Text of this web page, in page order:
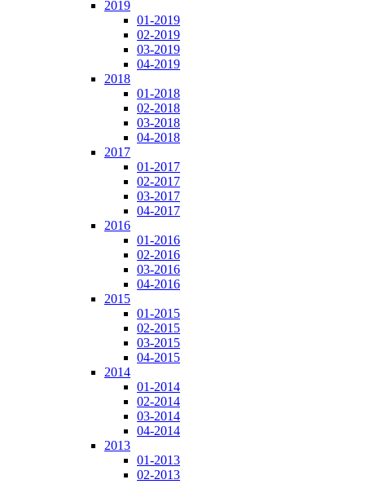
2019
01-2019
02-2019
03-2019
04-2019
2018
01-2018
02-2018
03-2018
04-2018
2017
01-2017
02-2017
03-2017
04-2017
2016
01-2016
02-2016
03-2016
04-2016
2015
01-2015
02-2015
03-2015
04-2015
2014
01-2014
02-2014
03-2014
04-2014
2013
01-2013
02-2013